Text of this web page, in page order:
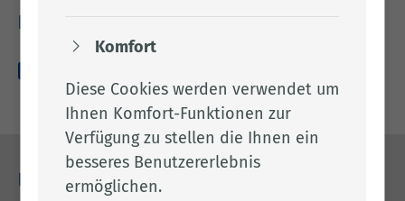
Downloads
Kontakt
Komfort
Diese Cookies werden verwendet um
Ihnen Komfort-Funktionen zur
Verfügung zu stellen die Ihnen ein
besseres Benutzererlebnis
ermöglichen.